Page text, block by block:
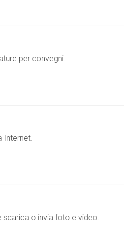
per convegni.
Internet.
scarica o invia foto e video.